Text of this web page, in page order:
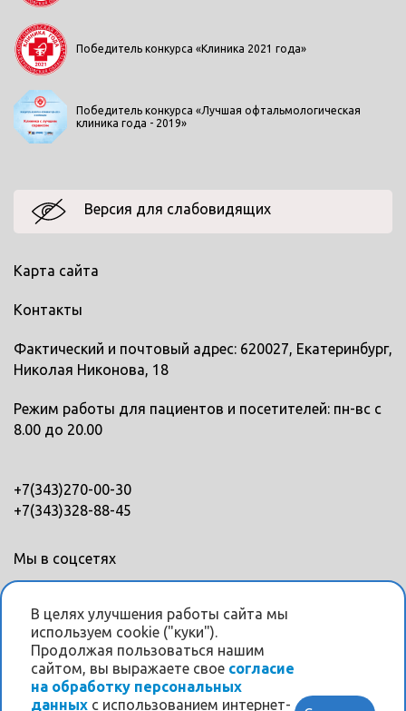
В целях улучшения работы сайта мы
используем cookie ("куки").
Продолжая пользоваться нашим
сайтом, вы выражаете свое согласие
на обработку персональных
данных с использованием интернет-
Победитель конкурса «Клиника 2021 года»
Победитель конкурса «Лучшая офтальмологическая
клиника года - 2019»
Версия для слабовидящих
Карта сайта
Контакты
Фактический и почтовый адрес: 620027, Екатеринбург,
Николая Никонова, 18
Режим работы для пациентов и посетителей: пн-вс с
8.00 до 20.00
+7(343)270-00-30
+7(343)328-88-45
Мы в соцсетях
Информация на данном интернет-сайте носит
исключительно ознакомительный характер и ни при